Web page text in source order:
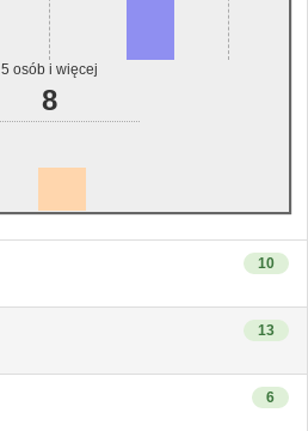
5 osób i więcej
8
10
13
6